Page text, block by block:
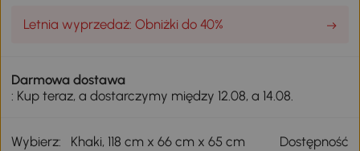
Letnia wyprzedaż: Obniżki do 40%
Darmowa dostawa
: Kup teraz, a dostarczymy między 12.08, a 14.08.
Wybierz: Khaki, 118 cm x 66 cm x 65 cm Dostępność